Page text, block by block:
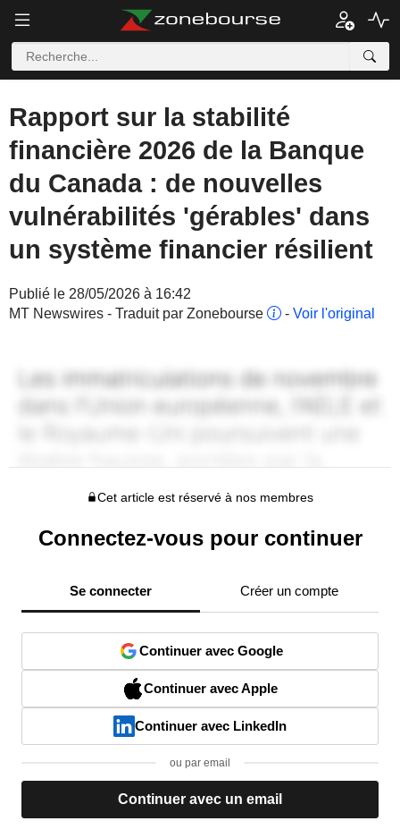
Rapport sur la stabilité
financière 2026 de la Banque
du Canada : de nouvelles
vulnérabilités 'gérables' dans
un système financier résilient
Publié le 28/05/2026 à 16:42
MT Newswires - Traduit par Zonebourse
- Voir l'original
Cet article est réservé à nos membres
Connectez-vous pour continuer
Se connecter Créer un compte
Continuer avec Google
Continuer avec Apple
Continuer avec LinkedIn
ou par email
Continuer avec un email